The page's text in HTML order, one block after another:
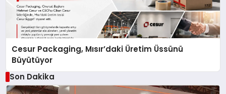
Cesur Packaging, Mısır’daki Üretim Üssünü
Büyütüyor
Son Dakika